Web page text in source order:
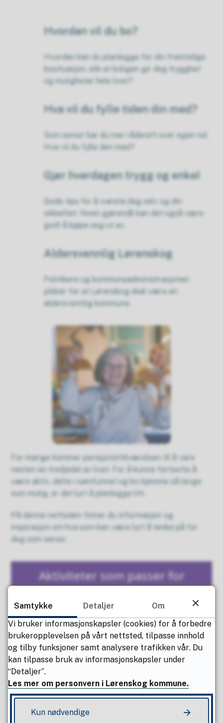
Hvordan vil du bo?
Hvordan kan du planlegge for din fremtidige
bosituasjon, slik at boligen gir deg trygghet
og muligheter hele livet?
Hva vil du fylle tiden din med?
Som senior har du mer råderett over egen tid.
Hva vil du fylle den med?
Gjør hverdagen trygg og enkel
Gode tips for å ivareta deg selv og din
sikkerhet. Noen gjøremål kan det også være
godt å kjøpe seg ut av.
Aldersvennlig Lørenskog
Politikere og kommuneadministrasjonen
jobber for at Lørenskog skal være en
aldersvennlig kommune.
For mange kommer pensjonisttilværelsen til å vare
nesten en tredjedel av livet. For å kunne fortsette å
være aktiv, delta i samfunnet og bo hjemme så lenge
som mulig, er det lurt å planlegge litt.
På denne nettsiden finner du informasjon og
inspirasjon om hva som kan være lurt å tenke på for
deg som senior.
Aktiviteter som passer for
Samtykke Detaljer
Om
Vi bruker informasjonskapsler (cookies) for å forbedre
brukeropplevelsen på vårt nettsted, tilpasse innhold
og tilby funksjoner samt analysere trafikken vår. Du
kan tilpasse bruk av informasjonskapsler under
“Detaljer”.
Les mer om personvern i Lørenskog kommune.
Kun nødvendige